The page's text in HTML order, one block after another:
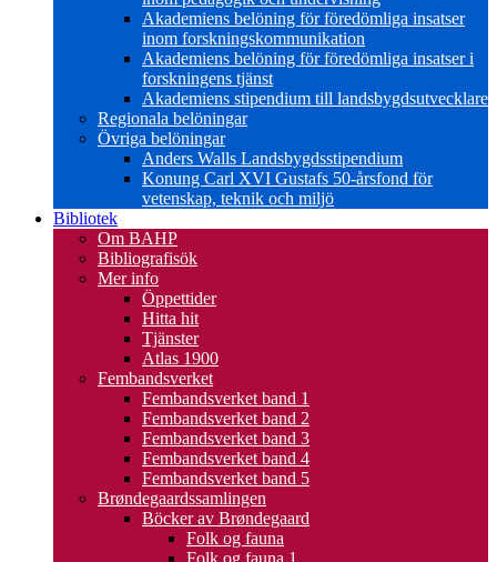
Akademiens belöning för föredömliga insatser
inom forskningskommunikation
Akademiens belöning för föredömliga insatser i
forskningens tjänst
Akademiens stipendium till landsbygdsutvecklare
Regionala belöningar
Övriga belöningar
Anders Walls Landsbygdsstipendium
Konung Carl XVI Gustafs 50-årsfond för
vetenskap, teknik och miljö
Bibliotek
Om BAHP
Bibliografisök
Mer info
Öppettider
Hitta hit
Tjänster
Atlas 1900
Fembandsverket
Fembandsverket band 1
Fembandsverket band 2
Fembandsverket band 3
Fembandsverket band 4
Fembandsverket band 5
Brøndegaardssamlingen
Böcker av Brøndegaard
Folk og fauna
Folk og fauna 1